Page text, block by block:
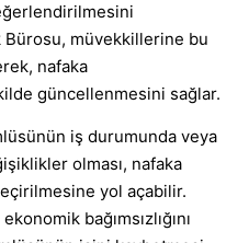
Bürosu, müvekkillerine bu
nafaka
güncellenmesini sağlar.
iş durumunda veya
olması, nafaka
yol açabilir.
bağımsızlığını